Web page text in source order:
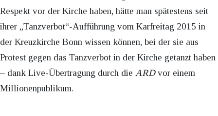
Respekt vor der Kirche haben, hätte man spätestens seit
ihrer „Tanzverbot“-Aufführung vom Karfreitag 2015 in
der Kreuzkirche Bonn wissen können, bei der sie aus
Protest gegen das Tanzverbot in der Kirche getanzt haben
– dank Live-Übertragung durch die ARDvor einem
Millionenpublikum.